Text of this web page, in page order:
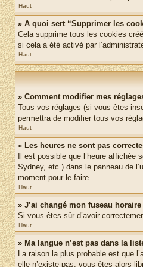
Haut
» A quoi sert “Supprimer les
Cela supprime tous les cookies
si cela a été activé par
Haut
» Comment modifier mes
Tous vos réglages (si vous êtes
permettra de modifier tous vos
Haut
» Les heures ne sont pas
Il est possible que l’heure
Sydney, etc.) dans le panneau de
moment pour le faire.
Haut
» J’ai changé mon fuseau
Si vous êtes sûr d’avoir
Haut
» Ma langue n’est pas dans la
La raison la plus probable est que
elle n’existe pas, vous êtes alors